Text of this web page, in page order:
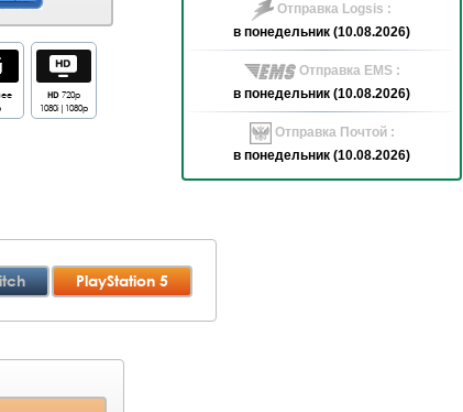
HD720p
1080i|1080p
Отправка Logsis :
в понедельник (10.08.2026)
Отправка EMS :
в понедельник (10.08.2026)
Отправка Почтой :
в понедельник (10.08.2026)
PlayStation 5